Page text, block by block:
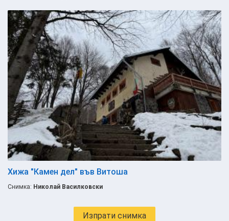
Хижа "Камен дел" във Витоша
Снимка: Николай Василковски
Изпрати снимка